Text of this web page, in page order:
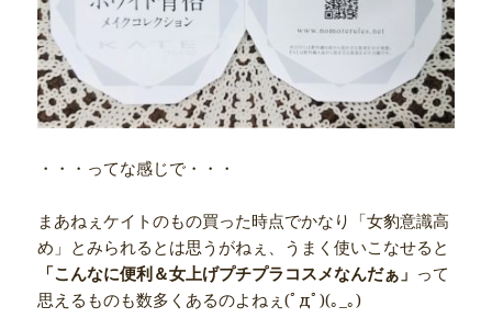
・・・ってな感じで・・・
まあねぇケイトのもの買った時点でかなり「女豹意識高
め」とみられるとは思うがねぇ、うまく使いこなせると
「こんなに便利＆女上げプチプラコスメなんだぁ」 って
思えるものも数多くあるのよねぇ(ﾟдﾟ)(｡_｡)